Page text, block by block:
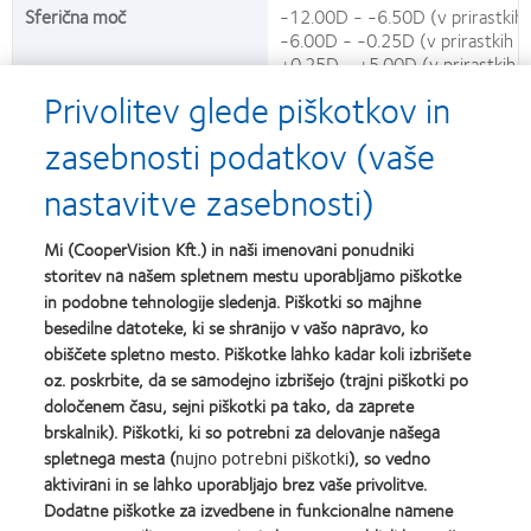
Sferična moč
-12.00D - -6.50D (v prirastkih
-6.00D - -0.25D (v prirastkih
+0.25D - +5.00D (v prirastkih
* V primerjavi z DAILIES TOTAL1®, PRECISION1® , ACUVUE® OASYS MAX 1-Day, ULTRA
† Visoka prepustnost kisika pripomore k bolj jasnim, belim očem.
‡ V primerjavi z 1 DAY ACUVUE
MOIST in DAILIES AquaComfort Plus
# Opozorilo: kontaktne leče z UV-zaščito niso nadomestek za očala z UV-zaščito, kot so
zaščitna ali sončna očala, saj ne pokrivajo celotnega očesa in njegove okolice. Uporabniki
morajo še naprej nositi očala z UV-zaščito, kot jim je bilo predpisano.
1. Arhivski podatki CVI za leta 2015, 2021, 2023 in 2023. Klinične študije MyDay
primerjavi z dnevnimi kontaktnimi lečami DAILIES TOTAL1®n = 22 (-0,09 v primerjavi z
-0,10 p = 0,624), PRECISION1 ®n = 35 (-0,14 v primerjavi z -0,14 p = 0,90, 1 teden
-0,14 v primerjavi z -0,15 p = 0,14), ACUVUE®OASYS MAX 1-Day n = 68 (-0,10 v
primerjavi z -0,11 p = 0,22, 1 teden -0,10 v primerjavi z -0,10 p = 0,25) in ULTRA
Day n = 64 (-0,04 v primerjavi z -0,04 p = 0,79, 1 teden -0,04 v primerjavi z -0,04
p = 0,54).
Privolitev glede piškotkov in
zasebnosti podatkov (vaše
nastavitve zasebnosti)
Mi (CooperVision Kft.) in naši imenovani ponudniki
storitev na našem spletnem mestu uporabljamo piškotke
in podobne tehnologije sledenja. Piškotki so majhne
besedilne datoteke, ki se shranijo v vašo napravo, ko
obiščete spletno mesto. Piškotke lahko kadar koli izbrišete
oz. poskrbite, da se samodejno izbrišejo (trajni piškotki po
določenem času, sejni piškotki pa tako, da zaprete
brskalnik). Piškotki, ki so potrebni za delovanje našega
spletnega mesta (nujno potrebni piškotki), so vedno
aktivirani in se lahko uporabljajo brez vaše privolitve.
Dodatne piškotke za izvedbene in funkcionalne namene